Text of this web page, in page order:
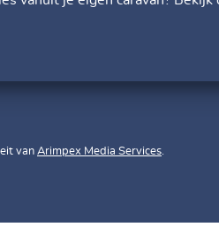
van Arimpex Media Services.